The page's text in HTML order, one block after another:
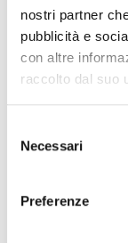
nostri partner
pubblicità e
con altre
raccolto dal suo
delNecessari
Preferenze
Davide